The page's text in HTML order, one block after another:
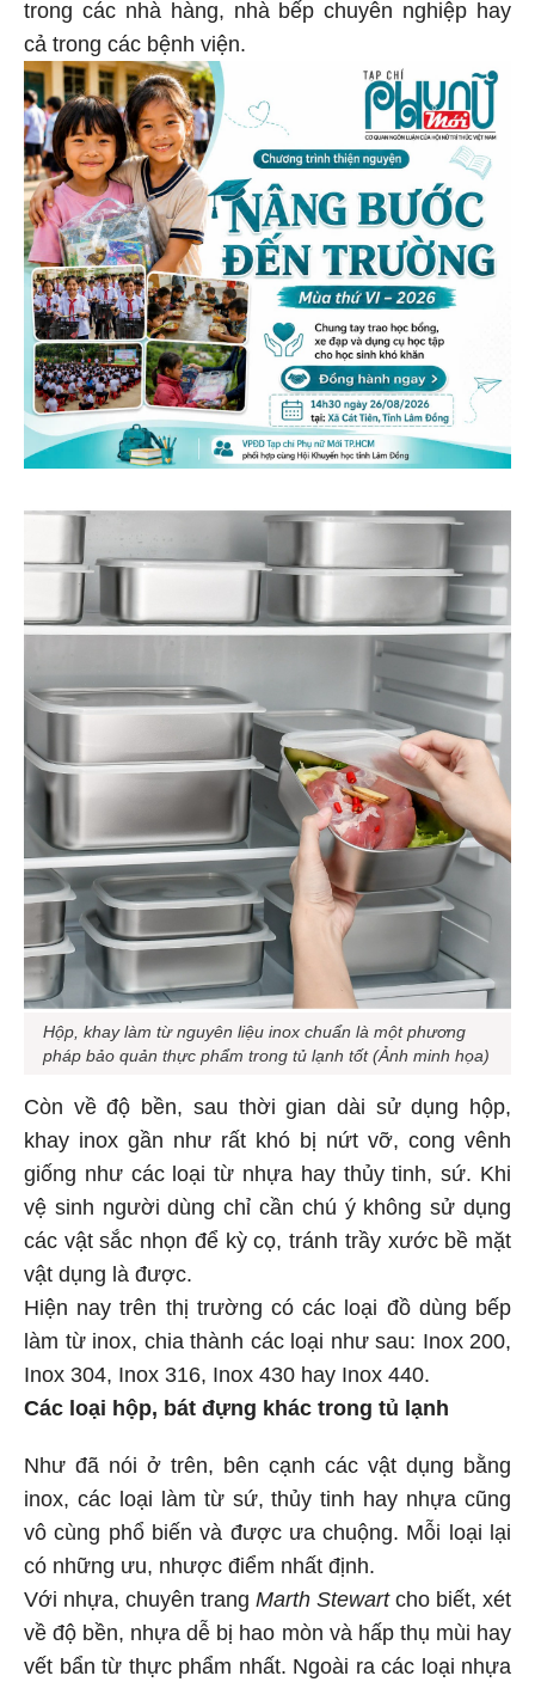
trong các nhà hàng, nhà bếp chuyên nghiệp hay
cả trong các bệnh viện.
Hộp, khay làm từ nguyên liệu inox chuẩn là một phương
pháp bảo quản thực phẩm trong tủ lạnh tốt (Ảnh minh họa)
Còn về độ bền, sau thời gian dài sử dụng hộp,
khay inox gần như rất khó bị nứt vỡ, cong vênh
giống như các loại từ nhựa hay thủy tinh, sứ. Khi
vệ sinh người dùng chỉ cần chú ý không sử dụng
các vật sắc nhọn để kỳ cọ, tránh trầy xước bề mặt
vật dụng là được.
Hiện nay trên thị trường có các loại đồ dùng bếp
làm từ inox, chia thành các loại như sau: Inox 200,
Inox 304, Inox 316, Inox 430 hay Inox 440.
Các loại hộp, bát đựng khác trong tủ lạnh
Như đã nói ở trên, bên cạnh các vật dụng bằng
inox, các loại làm từ sứ, thủy tinh hay nhựa cũng
vô cùng phổ biến và được ưa chuộng. Mỗi loại lại
có những ưu, nhược điểm nhất định.
Với nhựa, chuyên trang Marth Stewartcho biết, xét
về độ bền, nhựa dễ bị hao mòn và hấp thụ mùi hay
vết bẩn từ thực phẩm nhất. Ngoài ra các loại nhựa